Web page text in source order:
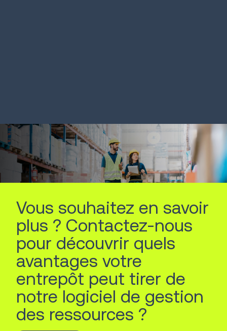
LIRE LA SUITE LIRE LA SUITE
Vous souhaitez en savoir
plus ? Contactez-nous
pour découvrir quels
avantages votre
entrepôt peut tirer de
notre logiciel de gestion
des ressources ?